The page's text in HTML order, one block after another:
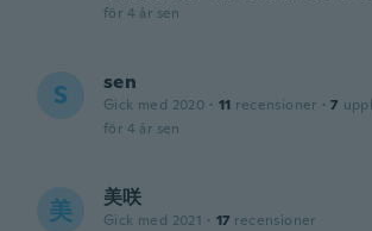
för 4 år sen
S sen
Gick med 2020 · 11 recensioner · 7
för 4 år sen
美 美咲
Gick med 2021 · 17 recensioner